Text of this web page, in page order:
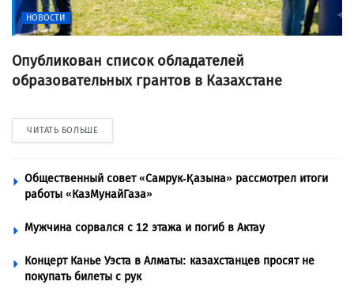
НОВОСТИ
Опубликован список обладателей
образовательных грантов в Казахстане
ЧИТАТЬ БОЛЬШЕ
Общественный совет «Самрук-Қазына» рассмотрел итоги
работы «КазМунайГаза»
Мужчина сорвался с 12 этажа и погиб в Актау
Концерт Канье Уэста в Алматы: казахстанцев просят не
покупать билеты с рук